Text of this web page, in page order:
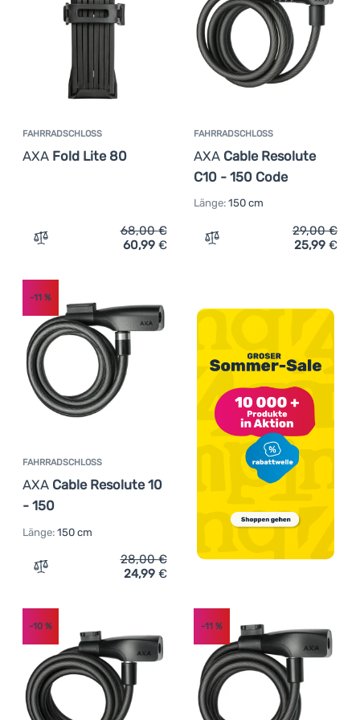
Anmelden /
FAHRRADSCHLOSS
AXA Fold Lite 80
Zum Vergleich 'Fahrradschloss AXA Fold Lite 80'
68,00€
60,99 €
FAHRRADSCHLOSS
AXA Cable Resolute
C10 - 150 Code
Länge: 150 cm
Zum Vergleich
29,00€
25,99 €
FAHRRADSCHLOSS
AXA Cable Resolute 10
- 150
-11 %
Länge: 150 cm
Zum Vergleich 'Fahrradschloss AXA Cable Resolute 10
28,00€
24,99 €
-10 % -11 %